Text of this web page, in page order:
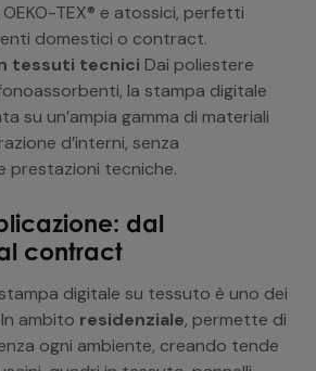
TEX® e atossici, perfetti
domestici o contract.
tessuti tecnici Dai poliestere
la stampa digitale
su un’ampia gamma di materiali
d’interni, senza
prestazioni tecniche.
dal
contract
digitale su tessuto è uno dei
ambito residenziale, permette di
ogni ambiente, creando tende